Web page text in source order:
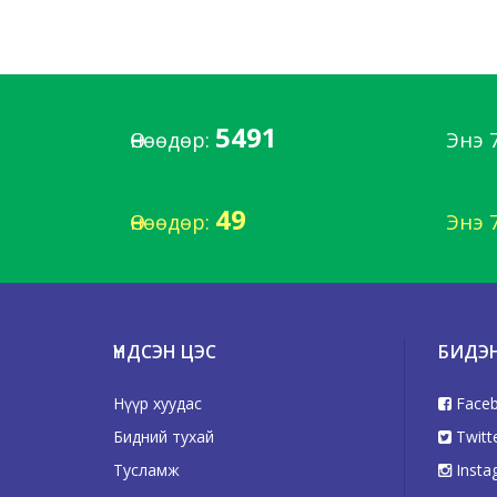
Өнөөдөр: 5491 Энэ
Өнөөдөр: 49 Энэ
ҮНДСЭН ЦЭС
Нүүр хуудас
Бидний тухай
Тусламж